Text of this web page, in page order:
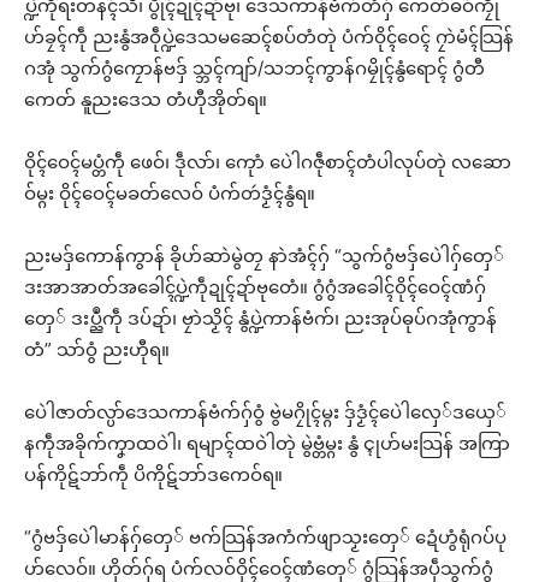
ပ္ဍဲကဵုရးတနၚ်သဳ၊ ပွိုၚ်ဍုၚ်ဍာ်ဗု၊ ဒေသကာန်ဗံက်တံဂှ် ကေတ်ဓဝ်ကၠို
ဟ်ခၠၚ်ကဵု ညးနွံအဝဵုပ္ဍဲဒေသမဆေၚ်စပ်တံတုဲ ပံက်ဝိုၚ်ဝေၚ် ဂၠာဲမံၚ်သြန်
ဂအုံ သွက်ဂွံကၠောန်ဗဒှ် သ္ဘၚ်ကျာ်/သဘၚ်ကွာန်ဂမၠိုၚ်နွံရောၚ် ဂွံတီ
ကေတ် နူညးဒေသ တံဟီုအိုတ်ရ။
ဝိုၚ်ဝေၚ်မပ္တံကဵု ဖေဝ်၊ ဒဵုလာ်၊ ကေုာံ ပေဲါဂဇဵုစာၚ်တံပါလုပ်တုဲ လဆော
ဝ်မ္ဂး ဝိုၚ်ဝေၚ်မခတ်လေဝ် ပံက်တဴဒၟံၚ်နွံရ။
ညးမဒှ်ကောန်ကွာန် ခိုဟ်ဆာဲမွဲတၠ နာဲအံၚ်ဂှ် “သွက်ဂွံဗဒှ်ပေဲါဂှ်တှေ်
ဒးအာအာတ်အခေါၚ်ပ္ဍဲကဵုဍုၚ်ဍာ်ဗုတေံ။ ဂွံဂွံအခေါၚ်ဝိုၚ်ဝေၚ်ဏံဂှ်
တှေ် ဒးပ္ညဳကဵု ဒပ်ဍာ်၊ ဗၠာဲသၟိၚ် နွံပ္ဍဲကာန်ဗံက်၊ ညးအုပ်ဓုပ်ဂအုံကွာန်
တံ” သာ်ဝွံ ညးဟီုရ။
ပေဲါဇာတ်လ္ပာ်ဒေသကာန်ဗံက်ဂှ်ဝွံ ဗွဲမဂၠိုၚ်မ္ဂး ဒှ်ဒၟံၚ်ပေဲါလှေ်ဒယှေ်
နကဵုအခိုက်ကၞာထဝဲါ၊ ရမျာၚ်ထဝဲါတုဲ မွဲဗ္တံမ္ဂး နွံ ၚ္ၚုဟ်မးသြန် အကြာ
ပန်ကိုဋ်ဘာ်ကဵု ပိကိုဋ်ဘာ်ဒကေဝ်ရ။
“ဂွံဗဒှ်ပေဲါမာန်ဂှ်တှေ် ဗက်သြန်အကံက်ဖျာသၟးတှေ် ဍေံဟွံရုံဂပ်ပု
ဟ်လေဝ်။ ဟိုတ်ဂှ်ရ ပံက်လဝ်ဝိုၚ်ဝေၚ်ဏံတှေ် ဂွံသြန်အပဵုသွက်ဂွံ